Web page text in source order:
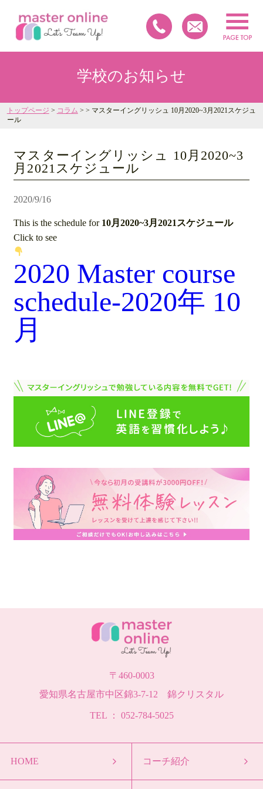
学校のお知らせ
トップページ > コラム > > マスターイングリッシュ 10月2020~3月2021スケジュ
ール
マスターイングリッシュ 10月2020~3
月2021スケジュール
2020/9/16
This is the schedule for 10月2020~3月2021スケジュール
Click to see
2020 Master course
schedule-2020年 10
月
〒460-0003
愛知県名古屋市中区錦3-7-12 錦クリスタル
TEL ： 052-784-5025
HOME コーチ紹介